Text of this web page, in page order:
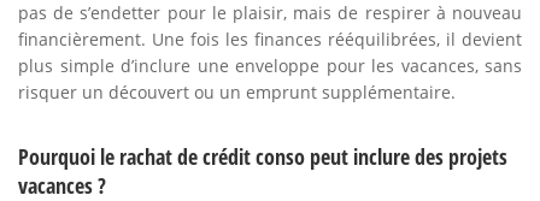
pas de s’endetter pour le plaisir, mais de respirer à nouveau
financièrement. Une fois les finances rééquilibrées, il devient
plus simple d’inclure une enveloppe pour les vacances, sans
risquer un découvert ou un emprunt supplémentaire.
Pourquoi le rachat de crédit conso peut inclure des projets
vacances ?